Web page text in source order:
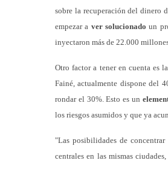
sobre la recuperación del dinero
empezar a ver solucionado un
inyectaron más de 22.000
Otro factor a tener en cuenta es
Fainé, actualmente dispone del
rondar el 30%. Esto es un
los riesgos asumidos y que ya
"Las posibilidades de
centrales en las mismas